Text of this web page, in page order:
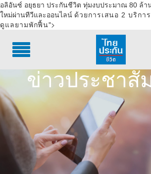
อลิอันซ์ อยุธยา ประกันชีวิต ทุ่มงบประมาณ 80 ล้
ใหม่ผ่านทีวีและออนไลน์ ด้วยการเสนอ 2 บริกา
ดูแลยามพักฟื้น">
บริการตัวแทน
รู้จักไทยประกันชีวิต
นักลงทุนสัมพันธ์
เพื่อสังคมไทย
ข่าวประชาสั